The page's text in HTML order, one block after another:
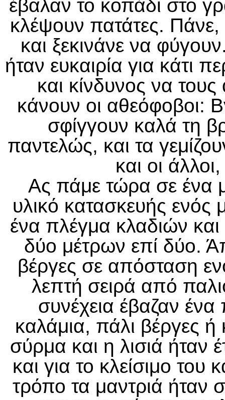
έβαλαν το κοπάδι στο
κλέψουν πατάτες. Πάνε,
και ξεκινάνε να
ήταν ευκαιρία για κάτι
και κίνδυνος να
κάνουν οι αθεόφοβοι:
σφίγγουν καλά τη
παντελώς, και τα
και οι
Ας πάμε τώρα σε ένα
υλικό κατασκευής ενός
ένα πλέγμα κλαδιών
δύο μέτρων επί δύο.
βέργες σε απόσταση
λεπτή σειρά από
συνέχεια έβαζαν
καλάμια, πάλι βέργες ή
σύρμα και η λισιά ήταν
και για το κλείσιμο
τρόπο τα μαντριά ήταν